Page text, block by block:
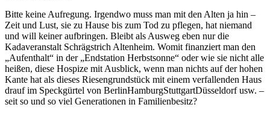
Bitte keine Aufregung. Irgendwo muss man mit den Alten ja hin –
Zeit und Lust, sie zu Hause bis zum Tod zu pflegen, hat niemand
und will keiner aufbringen. Bleibt als Ausweg eben nur die
Kadaveranstalt Schrägstrich Altenheim. Womit finanziert man den
„Aufenthalt“ in der „Endstation Herbstsonne“ oder wie sie nicht alle
heißen, diese Hospize mit Ausblick, wenn man nichts auf der hohen
Kante hat als dieses Riesengrundstück mit einem verfallenden Haus
drauf im Speckgürtel von BerlinHamburgStuttgartDüsseldorf usw. –
seit so und so viel Generationen in Familienbesitz?